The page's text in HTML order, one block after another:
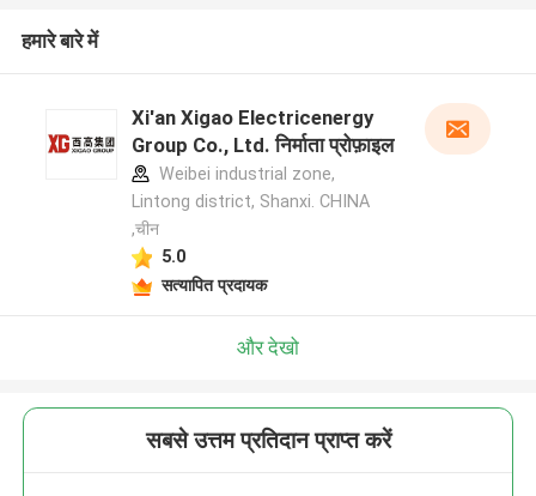
हमारे बारे में
Xi'an Xigao Electricenergy
Group Co., Ltd. निर्माता प्रोफ़ाइल
Weibei industrial zone,
Lintong district, Shanxi. CHINA
,चीन
5.0
सत्यापित प्रदायक
और देखो
सबसे उत्तम प्रतिदान प्राप्त करें